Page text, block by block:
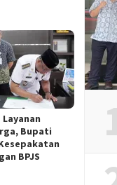
Bupati
BPJS